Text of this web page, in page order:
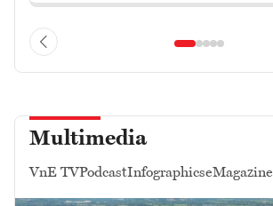
Multimedia
VnE TVPodcastInfographicseMagazine